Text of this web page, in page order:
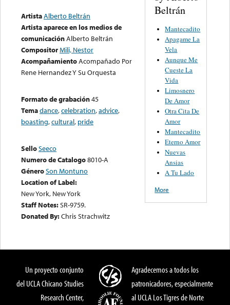
ArtistaAlberto Beltrán
Artista aparece en los medios de
comunicaciónAlberto Beltrán
CompositorMili, Nestor
AcompañamientoAcompañado Por
Rene Hernandez Y Su Orquesta
Formato de grabación45
Temadance,celebration,advice,
boasting,cultural, pride
SelloSeeco
Numero de Catalogo8010-A
GéneroSon Montuno
Location of Label:
New York, New York
Staff Notes:SR-9759.
Donated By:Chris Strachwitz
Beltrán
Mantecadito
Apagame La
Vela
Aunque Me
Cueste La
Vida
Limosnero
De Amor
Otra Cita De
Amor
Mantecadito
Eterno Amor
Nuevas
Ansias
A Tu Lado
More
Un proyecto conjunto
del UCLA Chicano Studies
Research Center,
Agradecemos a todos los
patronicadores, especialmente
al UCLA Los Tigres de Norte